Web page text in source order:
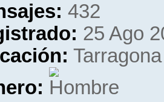
432
25 Ago
Tarragona